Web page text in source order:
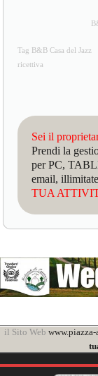
Tag B&B Casa del Jazz
ricettiva
Sei il
Prendi la
per PC,
email,
TUA
il Sito Web